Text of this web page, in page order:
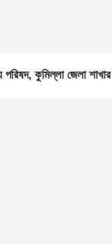
পরিষদ, কুমিল্লা জেলা